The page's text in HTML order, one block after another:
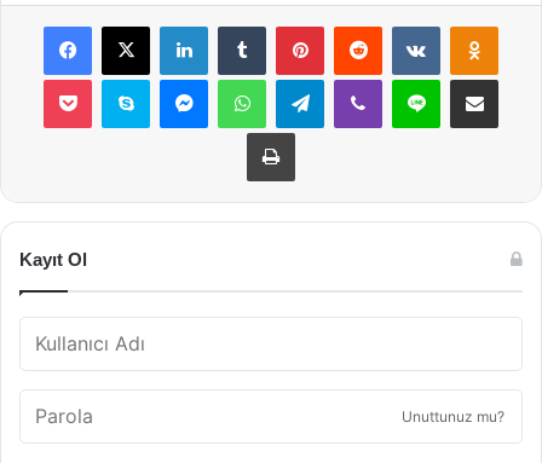
Facebook
X LinkedInTumblr PinterestReddit VKontakte
Pocket Skype MessengerWhatsAppTelegramViber Line E-Posta ile
Yazdır
Kayıt Ol
Unuttunuz mu?